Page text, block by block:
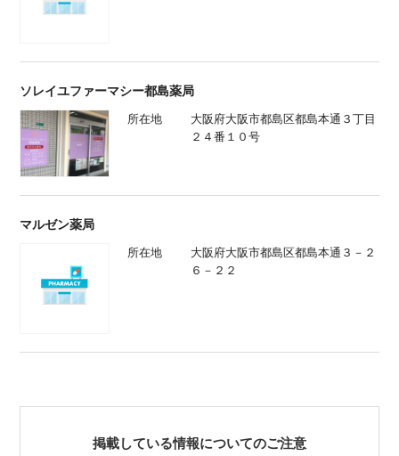
ソレイユファーマシー都島薬局
所在地
大阪府大阪市都島区都島本通３丁目
２４番１０号
マルゼン薬局
所在地
大阪府大阪市都島区都島本通３－２
６－２２
掲載している情報についてのご注意